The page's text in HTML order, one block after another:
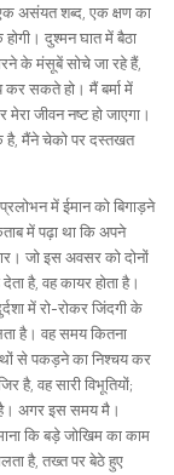
एक असंयत शब्द, एक क्षण का
होगी। दुश्मन घात में बैठा
के मंसूबें सोचे जा रहे हैं,
कर सकते हो। मैं बर्मा में
जीवन नष्ट हो जाएगा।
है, मैंने चेको पर दस्तखत
में ईमान को बिगाड़ने
में पढ़ा था कि अपने
जो इस अवसर को दोनों
है, वह कायर होता है।
में रो-रोकर जिंदगी के
है। वह समय कितना
से पकड़ने का निश्चय कर
है, वह सारी विभूतियों;
है। अगर इस समय मै।
कि बड़े जोखिम का काम
है, तख्त पर बेठे हुए